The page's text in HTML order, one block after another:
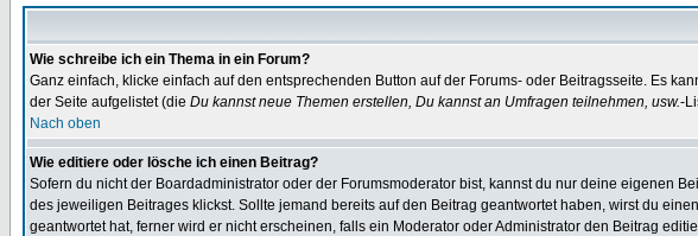
Wie schreibe ich ein Thema in ein Forum?
Ganz einfach, klicke einfach auf den entsprechenden Button auf der Forums- oder Beitragsseite. Es
der Seite aufgelistet (die Du kannst neue Themen erstellen, Du kannst an Umfragen teilnehmen, usw.-
Nach oben
Wie editiere oder lösche ich einen Beitrag?
Sofern du nicht der Boardadministrator oder der Forumsmoderator bist, kannst du nur deine eigenen
des jeweiligen Beitrages klickst. Sollte jemand bereits auf den Beitrag geantwortet haben, wirst du
geantwortet hat, ferner wird er nicht erscheinen, falls ein Moderator oder Administrator den Beitrag